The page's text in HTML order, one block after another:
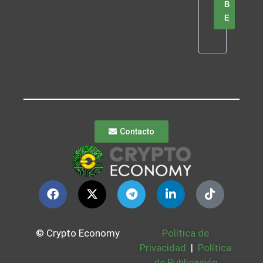
B
E
Contacto
© Crypto Economy
Política de
Privacidad | Política